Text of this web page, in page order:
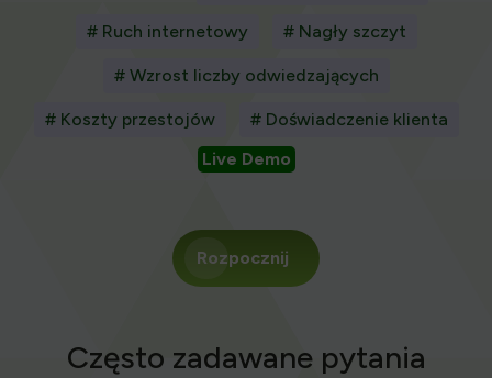
# Ruch internetowy # Nagły szczyt
# Wzrost liczby odwiedzających
# Koszty przestojów
# Doświadczenie klienta
Live Demo
Rozpocznij
Często zadawane pytania